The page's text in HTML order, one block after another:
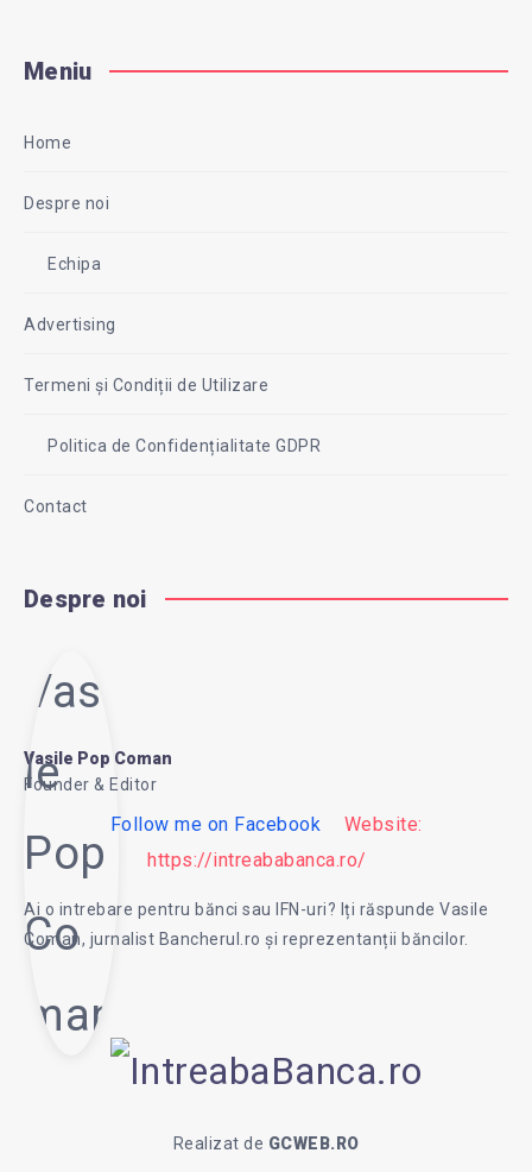
Meniu
Home
Despre noi
Echipa
Advertising
Termeni și Condiții de Utilizare
Politica de Confidențialitate GDPR
Contact
Despre noi
Vasi
le
Pop
Co
man
Vasile Pop Coman
Founder & Editor
Follow me on Facebook
Website:
https://intreababanca.ro/
Ai o intrebare pentru bănci sau IFN-uri? Iți răspunde Vasile
Coman, jurnalist Bancherul.ro și reprezentanții băncilor.
Realizat de GCWEB.RO